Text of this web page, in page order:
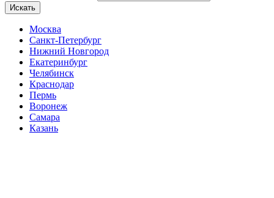
Искать
Москва
Санкт-Петербург
Нижний Новгород
Екатеринбург
Челябинск
Краснодар
Пермь
Воронеж
Самара
Казань